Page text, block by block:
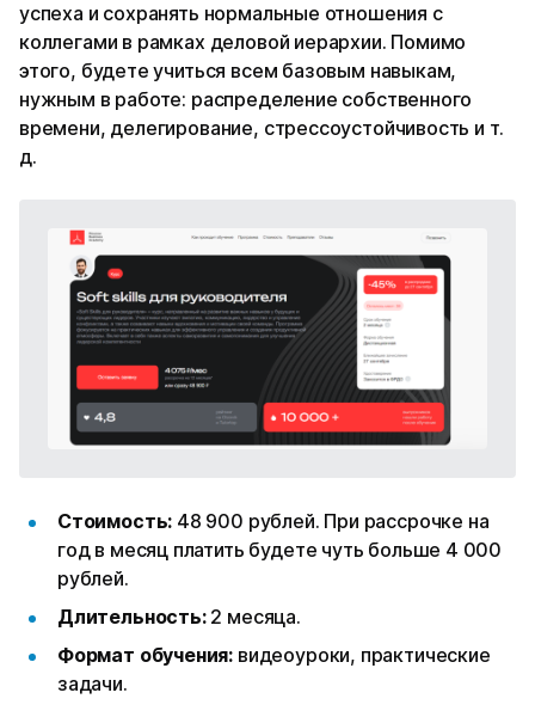
успеха и сохранять нормальные отношения с
коллегами в рамках деловой иерархии. Помимо
этого, будете учиться всем базовым навыкам,
нужным в работе: распределение собственного
времени, делегирование, стрессоустойчивость и т.
д.
Стоимость: 48 900 рублей. При рассрочке на
год в месяц платить будете чуть больше 4 000
рублей.
Длительность: 2 месяца.
Формат обучения: видеоуроки, практические
задачи.